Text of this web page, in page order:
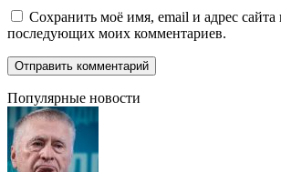
Сохранить моё имя, email и адрес сайта
последующих моих комментариев.
Популярные новости